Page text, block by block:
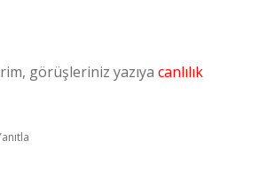
görüşleriniz yazıya canlılık